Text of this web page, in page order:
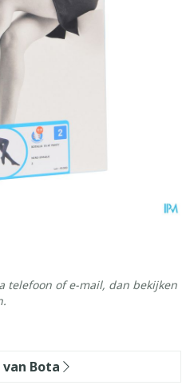
telefoon of e-mail, dan bekijken
Bota